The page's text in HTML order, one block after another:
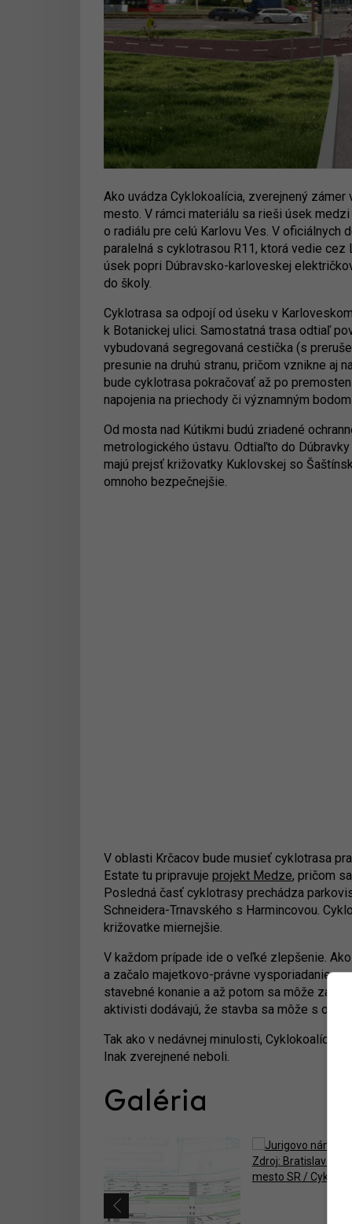
Ako uvádza Cyklokoalícia, zverejnený
mesto. V rámci materiálu sa rieši úsek
o radiálu pre celú Karlovu Ves. V oficiálnych
paralelná s cyklotrasou R11, ktorá vedie cez
úsek popri Dúbravsko-karloveskej
do školy.
Cyklotrasa sa odpojí od úseku v
k Botanickej ulici. Samostatná trasa odtiaľ
vybudovaná segregovaná cestička (s
presunie na druhú stranu, pričom vznikne aj
bude cyklotrasa pokračovať až po
napojenia na priechody či významným
Od mosta nad Kútikmi budú zriadené
metrologického ústavu. Odtiaľto do
majú prejsť križovatky Kuklovskej so
omnoho bezpečnejšie.
V oblasti Krčacov bude musieť cyklotrasa
Estate tu pripravuje projekt Medze, pričom
Posledná časť cyklotrasy prechádza
Schneidera-Trnavského s Harmincovou.
križovatke miernejšie.
V každom prípade ide o veľké zlepšenie.
a začalo majetkovo-právne vysporiadanie a
stavebné konanie a až potom sa môže
aktivisti dodávajú, že stavba sa môže s
Tak ako v nedávnej minulosti, Cyklokoalícia
Inak zverejnené neboli.
Galéria